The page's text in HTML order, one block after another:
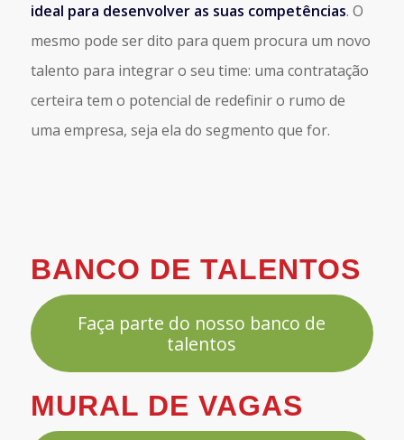
ideal para desenvolver as suas competências. O
mesmo pode ser dito para quem procura um novo
talento para integrar o seu time: uma contratação
certeira tem o potencial de redefinir o rumo de
uma empresa, seja ela do segmento que for.
BANCO DE TALENTOS
Faça parte do nosso banco de
talentos
MURAL DE VAGAS